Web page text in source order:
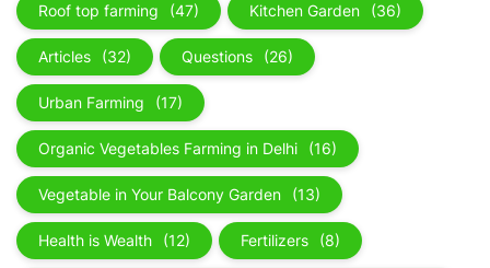
Roof top farming (47) Kitchen Garden (36)
Articles (32) Questions (26)
Urban Farming (17)
Organic Vegetables Farming in Delhi (16)
Vegetable in Your Balcony Garden (13)
Health is Wealth (12) Fertilizers (8)